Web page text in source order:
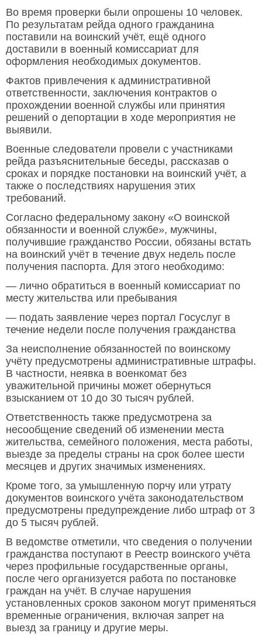
Во время проверки были опрошены 10 человек.
По результатам рейда одного гражданина
поставили на воинский учёт, ещё одного
доставили в военный комиссариат для
оформления необходимых документов.
Фактов привлечения к административной
ответственности, заключения контрактов о
прохождении военной службы или принятия
решений о депортации в ходе мероприятия не
выявили.
Военные следователи провели с участниками
рейда разъяснительные беседы, рассказав о
сроках и порядке постановки на воинский учёт, а
также о последствиях нарушения этих
требований.
Согласно федеральному закону «О воинской
обязанности и военной службе», мужчины,
получившие гражданство России, обязаны встать
на воинский учёт в течение двух недель после
получения паспорта. Для этого необходимо:
— лично обратиться в военный комиссариат по
месту жительства или пребывания
— подать заявление через портал Госуслуг в
течение недели после получения гражданства
За неисполнение обязанностей по воинскому
учёту предусмотрены административные штрафы.
В частности, неявка в военкомат без
уважительной причины может обернуться
взысканием от 10 до 30 тысяч рублей.
Ответственность также предусмотрена за
несообщение сведений об изменении места
жительства, семейного положения, места работы,
выезде за пределы страны на срок более шести
месяцев и других значимых изменениях.
Кроме того, за умышленную порчу или утрату
документов воинского учёта законодательством
предусмотрены предупреждение либо штраф от 3
до 5 тысяч рублей.
В ведомстве отметили, что сведения о получении
гражданства поступают в Реестр воинского учёта
через профильные государственные органы,
после чего организуется работа по постановке
граждан на учёт. В случае нарушения
установленных сроков законом могут применяться
временные ограничения, включая запрет на
выезд за границу и другие меры.